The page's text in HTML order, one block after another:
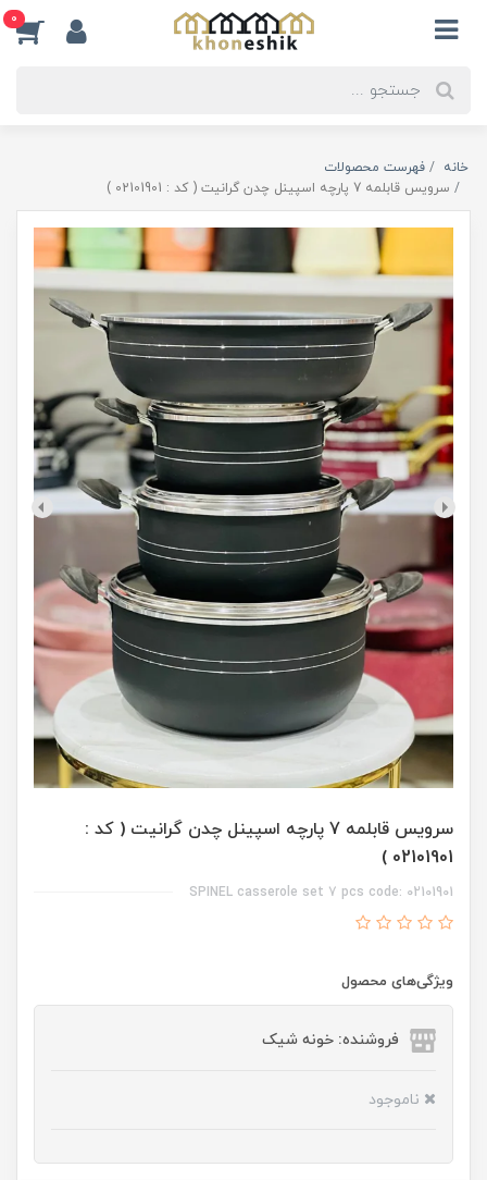
0
خانه
فهرست محصولات
سرویس قابلمه 7 پارچه اسپینل چدن گرانیت ( کد : 02101901 )
سرویس قابلمه 7 پارچه اسپینل چدن گرانیت ( کد :
02101901 )
SPINEL casserole set 7 pcs code: 02101901
ویژگی‌های محصول
فروشنده: خونه شیک
ناموجود